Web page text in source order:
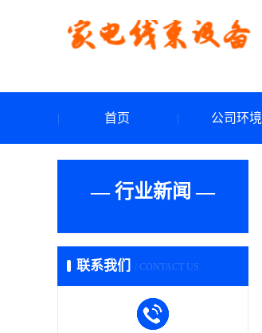
首页 公司环境
— 行业新闻 —
联系我们 / CONTACT US